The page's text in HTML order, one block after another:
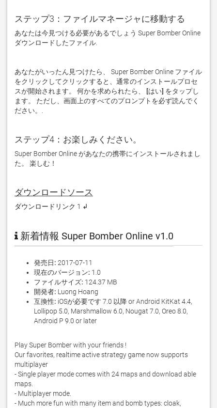
ステップ3：ファイルマネージャに移動する
あなたは今見つける必要があるでしょう Super Bomber Online
ダウンロードしたファイル.
あなたがいったん見つけたら、 Super Bomber Online ファイル
をクリックしてクリックすると、通常のインストールプロセ
スが開始されます。 何かを求められたら、
[はい] をタップし
ます。 ただし、画面上のすべてのプロンプトを必ず読んでく
ださい。.
ステップ4：お楽しみください。
Super Bomber Online があなたの携帯にインストールされまし
た。 楽しむ！
ダウンロードソース
ダウンロードリンク 1 ↲
新着情報 Super Bomber Online v1.0
発売日: 2017-07-11
現在のバージョン: 1.0
ファイルサイズ: 124.37 MB
開発者: Luong Hoang
互換性: iOSが必要です 7.0 以降 or Android KitKat 4.4,
Lollipop 5.0, Marshmallow 6.0, Nougat 7.0, Oreo 8.0,
Android P 9.0 or later
Play Super Bomber with your friends !
Our favorites, realtime active strategy game now supports
multiplayer
- Single player mode comes with 24 maps and download able
maps.
- Multiplayer mode.
- Much more fun with many item and bomb types: cloak,